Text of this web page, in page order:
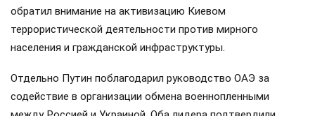
обратил внимание на активизацию Киевом
террористической деятельности против мирного
населения и гражданской инфраструктуры.
Отдельно Путин поблагодарил руководство ОАЭ за
содействие в организации обмена военнопленными